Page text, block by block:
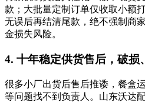
款；大批量定制订单仅收取小额
无误后再结清尾款，绝不强制商
金损失风险。
4. 十年稳定供货售后，破损
很多小厂出货后售后推诿，餐盒
等问题找不到负责人。山东沃达